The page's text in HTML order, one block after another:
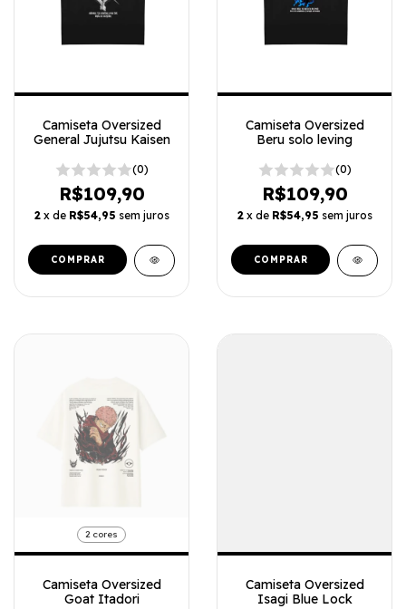
Camiseta Oversized
General Jujutsu Kaisen
(0)
R$109,90
2 x de R$54,95 sem juros
COMPRAR
Camiseta Oversized
Beru solo leving
(0)
R$109,90
2 x de R$54,95 sem juros
COMPRAR
2 cores
Camiseta Oversized
Goat Itadori
Camiseta Oversized
Isagi Blue Lock